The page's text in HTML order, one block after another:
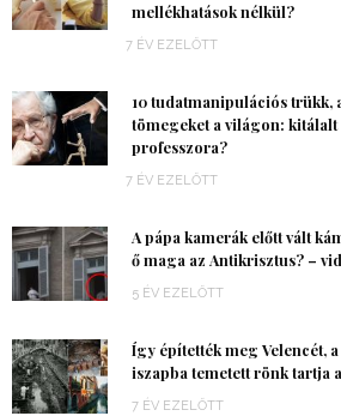
mellékhatások nélkül?
7 ÉV EZELŐTT
10 tudatmanipulációs trükk,
tömegeket a világon:
professzora?
7 ÉV EZELŐTT
A pápa kamerák előtt vált
ő maga az Antikrisztus? –
5 ÉV EZELŐTT
Így építették meg Velencét,
iszapba temetett rönk tartja
7 ÉV EZELŐTT